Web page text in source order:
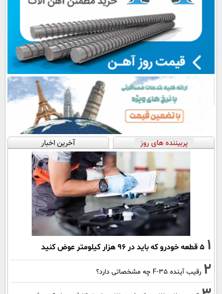
پربیننده های روز آخرین اخبار
1 ۵ قطعه خودرو که باید در ۹۶ هزار کیلومتر عوض کنید
2 رقیب آینده F-35 چه مشخصاتی دارد؟